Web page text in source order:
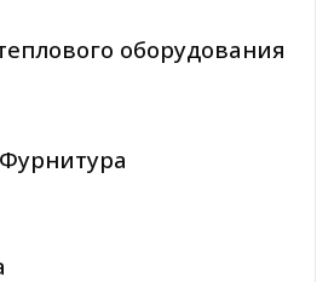
оборудования